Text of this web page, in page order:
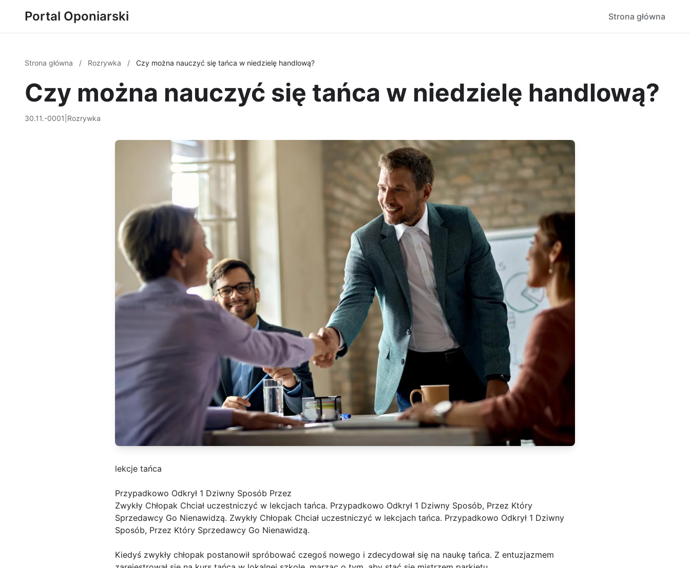
Portal Oponiarski Strona główna
Strona główna / Rozrywka / Czy można nauczyć się tańca w niedzielę handlową?
Czy można nauczyć się tańca w niedzielę handlową?
30.11.-0001 Rozrywka
lekcje tańca
Przypadkowo Odkrył 1 Dziwny Sposób Przez
Zwykły Chłopak Chciał uczestniczyć w lekcjach tańca. Przypadkowo Odkrył 1 Dziwny Sposób, Przez Który
Sprzedawcy Go Nienawidzą. Zwykły Chłopak Chciał uczestniczyć w lekcjach tańca. Przypadkowo Odkrył 1 Dziwny
Sposób, Przez Który Sprzedawcy Go Nienawidzą.
Kiedyś zwykły chłopak postanowił spróbować czegoś nowego i zdecydował się na naukę tańca. Z entuzjazmem